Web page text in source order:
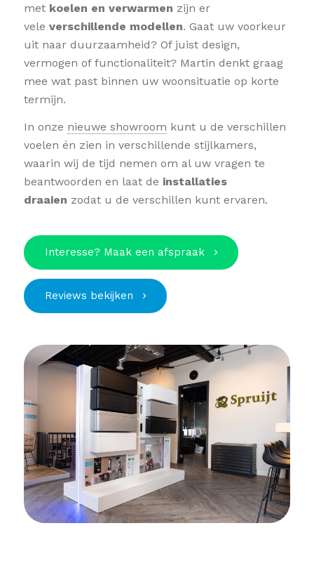
met koelen en verwarmen zijn er
vele verschillende modellen. Gaat uw voorkeur
uit naar duurzaamheid? Of juist design,
vermogen of functionaliteit? Martin denkt graag
mee wat past binnen uw woonsituatie op korte
termijn.
In onze nieuwe showroom kunt u de verschillen
voelen én zien in verschillende stijlkamers,
waarin wij de tijd nemen om al uw vragen te
beantwoorden en laat de installaties
draaien zodat u de verschillen kunt ervaren.
Interesse? Maak een afspraak
Reviews bekijken